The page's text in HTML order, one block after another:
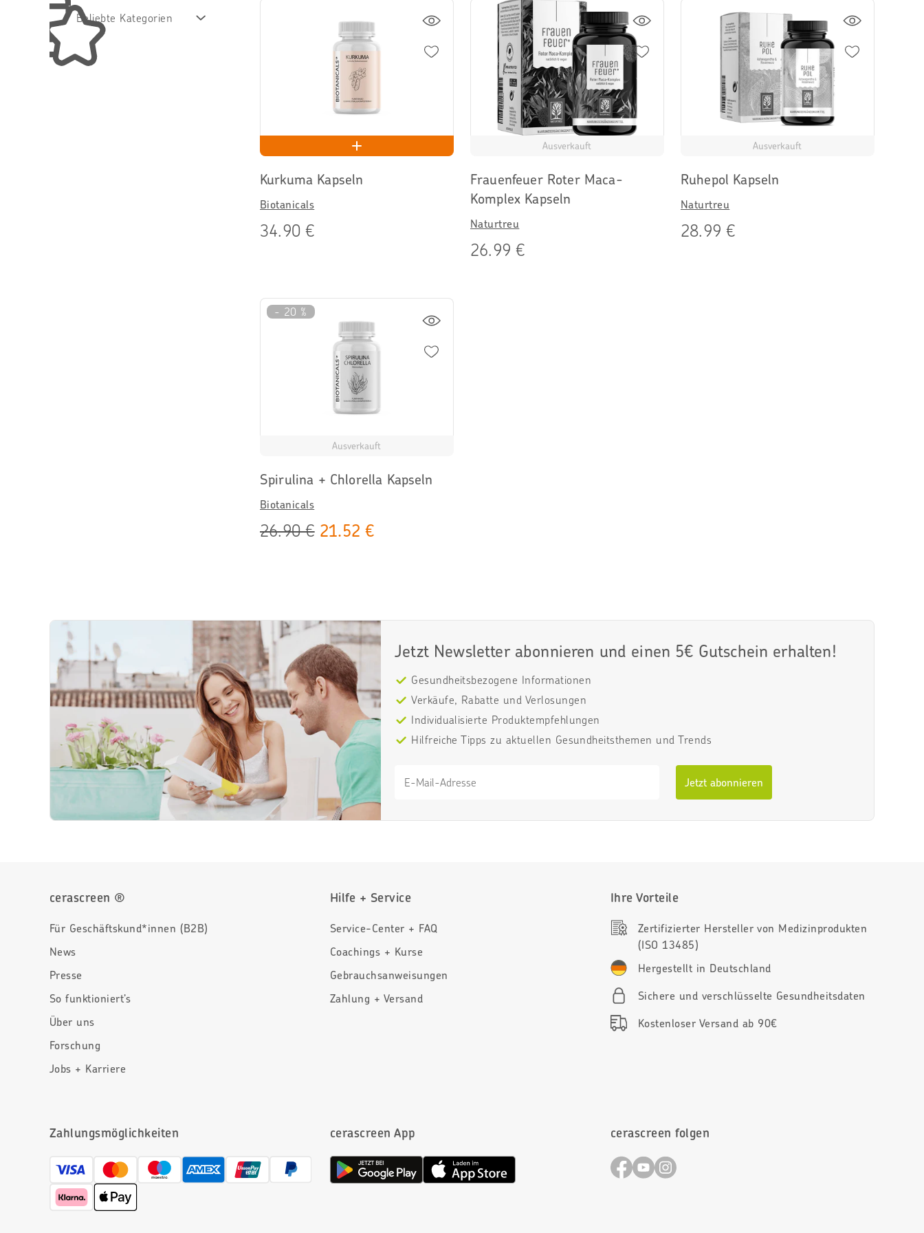
Beliebte Kategorien
Kurkuma Kapseln
Biotanicals
34.90 €
Ausverkauft
Frauenfeuer Roter Maca-
Komplex Kapseln
Naturtreu
26.99 €
Ausverkauft
Ruhepol Kapseln
Naturtreu
28.99 €
- 20 %
Ausverkauft
Spirulina + Chlorella Kapseln
Biotanicals
26.90 € 21.52 €
Jetzt Newsletter abonnieren und einen 5€ Gutschein erhalten!
Gesundheitsbezogene Informationen
Verkäufe, Rabatte und Verlosungen
Individualisierte Produktempfehlungen
Hilfreiche Tipps zu aktuellen Gesundheitsthemen und Trends
Jetzt abonnieren
cerascreen ®
Für Geschäftskund*innen (B2B)
News
Presse
So funktioniert’s
Über uns
Forschung
Jobs + Karriere
Hilfe + Service
Service-Center + FAQ
Coachings + Kurse
Gebrauchsanweisungen
Zahlung + Versand
Ihre Vorteile
Zertifizierter Hersteller von Medizinprodukten
(ISO 13485)
Hergestellt in Deutschland
Sichere und verschlüsselte Gesundheitsdaten
Kostenloser Versand ab 90€
Zahlungsmöglichkeiten cerascreen App cerascreen folgen